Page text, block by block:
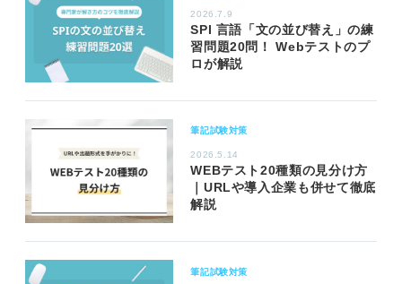
2026.7.9
SPI 言語「文の並び替え」の練
習問題20問！ Webテストのプ
ロが解説
筆記試験対策
2026.5.14
WEBテスト20種類の見分け方
｜URLや導入企業も併せて徹底
解説
筆記試験対策